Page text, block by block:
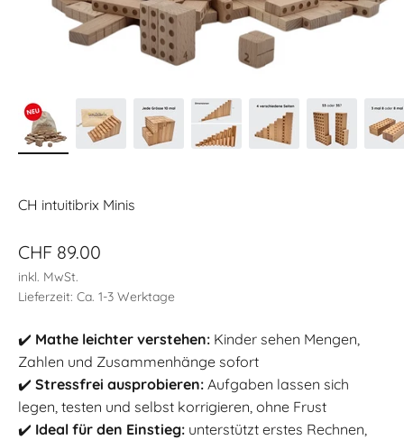
CH intuitibrix Minis
Angebot
CHF 89.00
inkl. MwSt.
Lieferzeit: Ca. 1-3 Werktage
✔️ Mathe leichter verstehen: Kinder sehen Mengen,
Zahlen und Zusammenhänge sofort
✔️ Stressfrei ausprobieren: Aufgaben lassen sich
legen, testen und selbst korrigieren, ohne Frust
✔️ Ideal für den Einstieg: unterstützt erstes Rechnen,